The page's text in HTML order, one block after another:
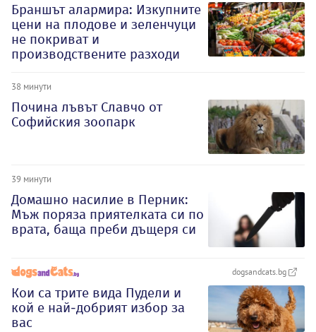
Браншът алармира: Изкупните
цени на плодове и зеленчуци
не покриват и
производствените разходи
38 минути
Почина лъвът Славчо от
Софийския зоопарк
39 минути
Домашно насилие в Перник:
Мъж поряза приятелката си по
врата, баща преби дъщеря си
dogsandcats.bg
Кои са трите вида Пудели и
кой е най-добрият избор за
вас